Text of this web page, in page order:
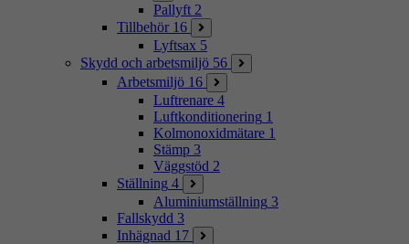
Pallyft 2
Tillbehör 16
Lyftsax 5
Skydd och arbetsmiljö 56
Arbetsmiljö 16
Luftrenare 4
Luftkonditionering 1
Kolmonoxidmätare 1
Stämp 3
Väggstöd 2
Ställning 4
Aluminiumställning 3
Fallskydd 3
Inhägnad 17